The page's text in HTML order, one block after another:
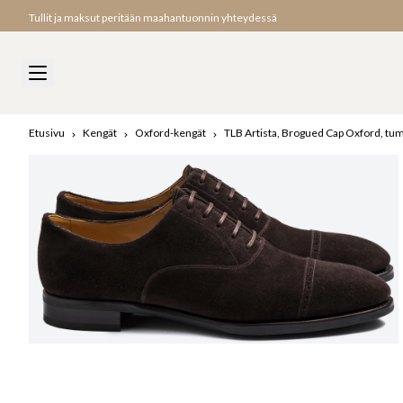
Tullit ja maksut peritään maahantuonnin yhteydessä
Etusivu Kengät Oxford-kengät TLB Artista, Brogued Cap Oxford,